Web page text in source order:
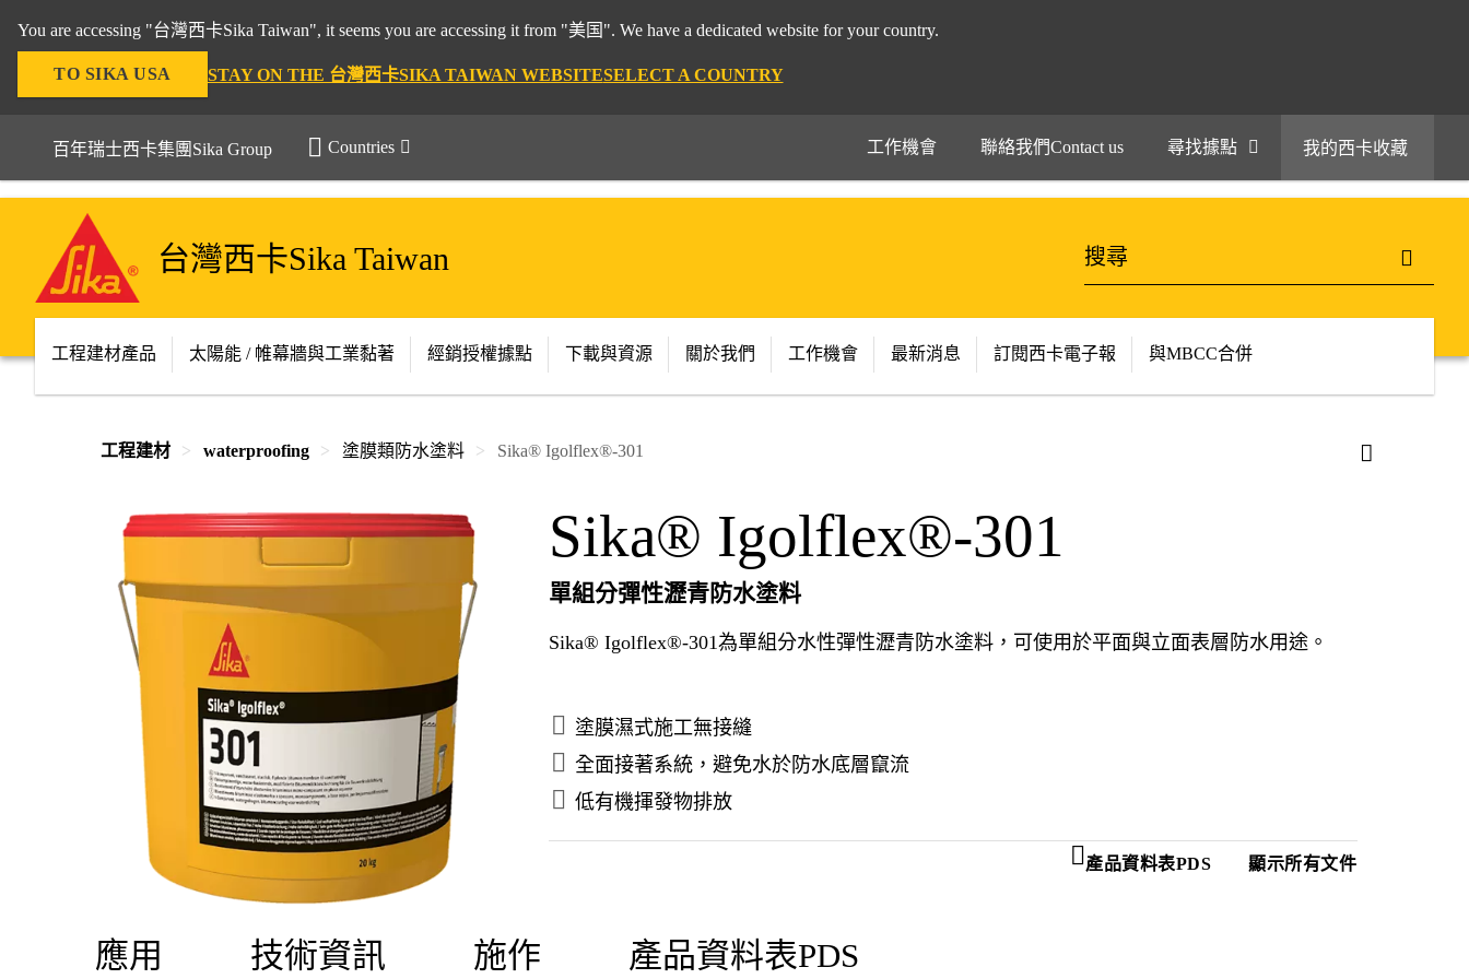
You are accessing "台灣西卡Sika Taiwan", it seems you are accessing it from "美国". We have a dedicated website for your country.
TO SIKA USA STAY ON THE 台灣西卡SIKA TAIWAN WEBSITESELECT A COUNTRY
百年瑞士西卡集團Sika Group Countries 工作機會 聯絡我們Contact us 尋找據點 我的西卡收藏
台灣西卡Sika Taiwan
工程建材產品 太陽能 / 帷幕牆與工業黏著 經銷授權據點 下載與資源 關於我們 工作機會 最新消息 訂閱西卡電子報 與MBCC合併
工程建材 waterproofing 塗膜類防水塗料 Sika® Igolflex®-301
Sika® Igolflex®-301
單組分彈性瀝青防水塗料
Sika® Igolflex®-301為單組分水性彈性瀝青防水塗料，可使用於平面與立面表層防水用途。
塗膜濕式施工無接縫
全面接著系統，避免水於防水底層竄流
低有機揮發物排放
產品資料表PDS 顯示所有文件
應用 技術資訊 施作 產品資料表PDS